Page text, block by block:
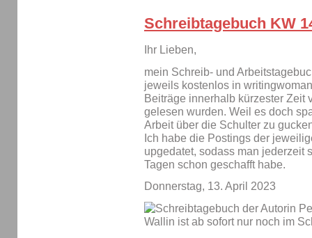
Schreibtagebuch KW
Ihr Lieben,
mein Schreib- und
jeweils kostenlos in
Beiträge innerhalb kürzester Zeit
gelesen wurden. Weil es doch
Arbeit über die Schulter zu
Ich habe die Postings der
upgedatet, sodass man jederzeit
Tagen schon geschafft habe.
Donnerstag, 13. April 2023